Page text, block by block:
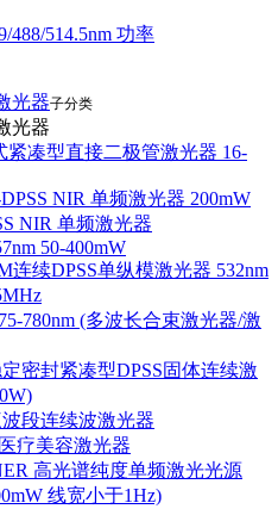
488/514.5nm 功率
光器子分类
光器
紧凑型直接二极管激光器 16-
NIR 单频激光器 200mW
NIR 单频激光器
50-400mW
连续DPSS单纵模激光器 532nm
780nm (多波长合束激光器/激
密封紧凑型DPSS固体连续激
波段连续波激光器
疗美容激光器
高光谱纯度单频激光光源
线宽小于1Hz)